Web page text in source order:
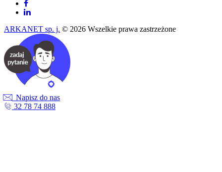
ARKANET sp. j. © 2026 Wszelkie prawa zastrzeżone
Napisz do nas
32 78 74 888